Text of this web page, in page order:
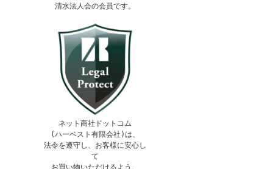
清水法人会の会員です。
ネット商社ドットコム
(ハーベスト有限会社)は、
法令を遵守し、お客様に安心し
て
お買い物いただけるよう、